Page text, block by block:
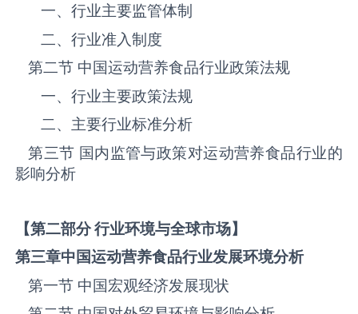
一、行业主要监管体制
二、行业准入制度
第二节 中国运动营养食品‌‌‌行业政策法规
一、行业主要政策法规
二、主要行业标准分析
第三节 国内监管与政策对运动营养食品‌‌‌行业的
影响分析
【第二部分 行业环境与全球市场】
第三章中国运动营养食品行业发展环境分析
第一节 中国宏观经济发展现状